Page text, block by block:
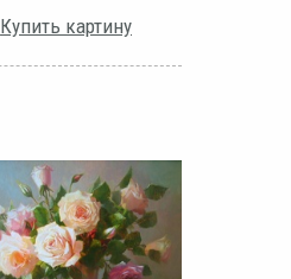
Купить картину